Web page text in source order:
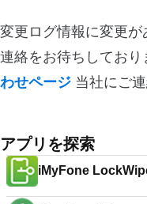
変更ログ情報に変更
連絡をお待ちしており
わせページ 当社にご
アプリを探索
iMyFone